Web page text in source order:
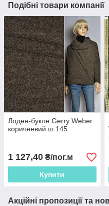
Подібні товари компанії
Лоден-букле Gerry Weber
коричневий ш.145
1 127,40 ₴/пог.м
Купити
Акційні пропозиції та